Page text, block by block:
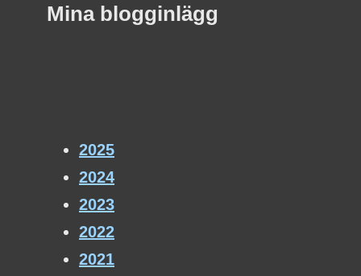
Mina blogginlägg
2025
2024
2023
2022
2021